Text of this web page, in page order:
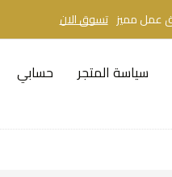
عمل مميز تسوق الان
سياسة المتجر حسابي